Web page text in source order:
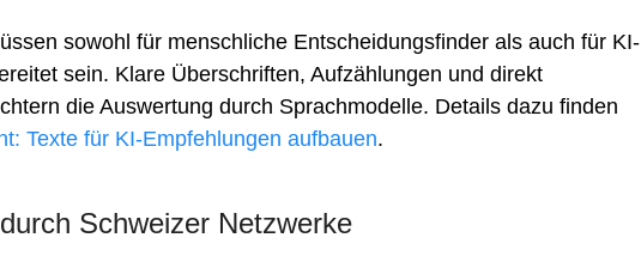
sowohl für menschliche Entscheidungsfinder als auch für KI-
sein. Klare Überschriften, Aufzählungen und direkt
die Auswertung durch Sprachmodelle. Details dazu finden
Texte für KI-Empfehlungen aufbauen.
Schweizer Netzwerke